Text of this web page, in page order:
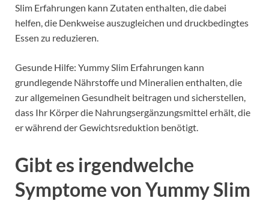
Slim Erfahrungen kann Zutaten enthalten, die dabei
helfen, die Denkweise auszugleichen und druckbedingtes
Essen zu reduzieren.
Gesunde Hilfe: Yummy Slim Erfahrungen kann
grundlegende Nährstoffe und Mineralien enthalten, die
zur allgemeinen Gesundheit beitragen und sicherstellen,
dass Ihr Körper die Nahrungsergänzungsmittel erhält, die
er während der Gewichtsreduktion benötigt.
Gibt es irgendwelche
Symptome von Yummy Slim